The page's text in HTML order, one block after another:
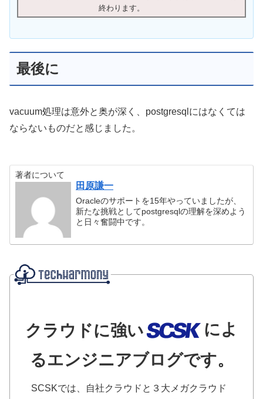
終わります。
最後に
vacuum処理は意外と奥が深く、postgresqlにはなくては
ならないものだと感じました。
著者について
田原謙一
Oracleのサポートを15年やっていましたが、
新たな挑戦としてpostgresqlの理解を深めよう
と日々奮闘中です。
クラウドに強い
によ
るエンジニアブログです。
SCSKでは、自社クラウドと３大メガクラウド